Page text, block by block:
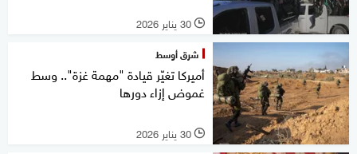
l 30 يناير 2026
شرق أوسط
أميركا تغيّر قيادة "مهمة غزة".. وسط
غموض إزاء دورها
l 30 يناير 2026